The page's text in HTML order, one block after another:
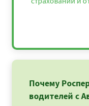
Почему
водителей с